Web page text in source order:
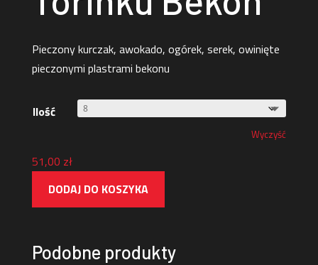
Pieczony kurczak, awokado, ogórek, serek, owinięte
pieczonymi plastrami bekonu
Ilość
Wyczyść
51,00 zł
DODAJ DO KOSZYKA
Podobne produkty